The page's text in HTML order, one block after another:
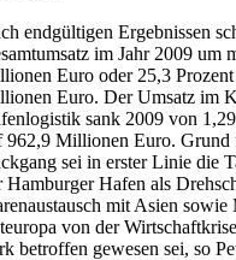
endgültigen Ergebnissen
im Jahr 2009 um
Euro oder 25,3
Euro. Der Umsatz im
sank 2009 von
962,9 Millionen Euro. Grund
sei in erster Linie die
Hamburger Hafen als
mit Asien sowie
von der
betroffen gewesen sei, so